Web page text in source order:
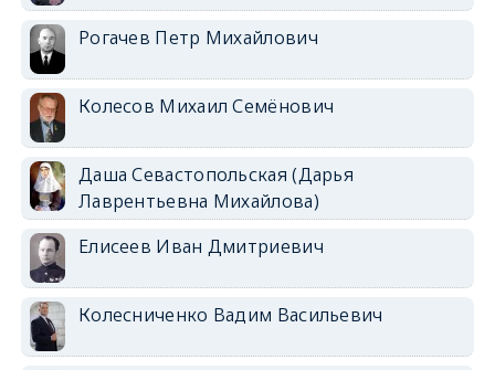
Рогачев Петр Михайлович
Колесов Михаил Семёнович
Даша Севастопольская (Дарья
Лаврентьевна Михайлова)
Елисеев Иван Дмитриевич
Колесниченко Вадим Васильевич